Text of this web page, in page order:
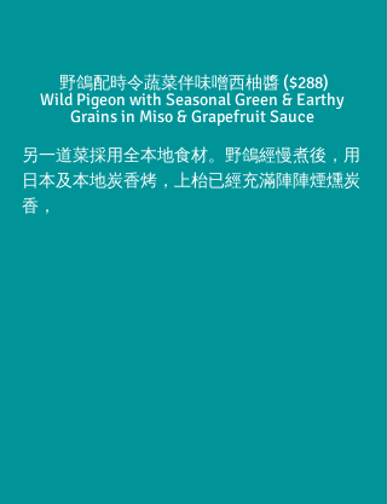
野鴿配時令蔬菜伴味噌西柚醬 ($288)
Wild Pigeon with Seasonal Green & Earthy
Grains in Miso & Grapefruit Sauce
另一道菜採用全本地食材。野鴿經慢煮後，用
日本及本地炭香烤，上枱已經充滿陣陣煙燻炭
香，